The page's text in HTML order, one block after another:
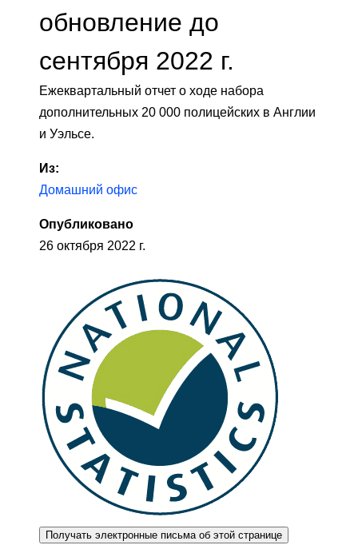
обновление до
сентября 2022 г.
Ежеквартальный отчет о ходе набора
дополнительных 20 000 полицейских в Англии
и Уэльсе.
Из:
Домашний офис
Опубликовано
26 октября 2022 г.
Получать электронные письма об этой странице